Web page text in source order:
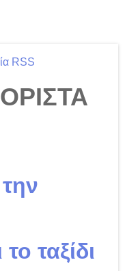
RSS
ταξίδι